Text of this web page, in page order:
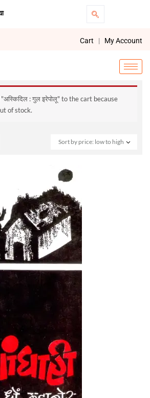
Cart | My Account
: गुल इरेपोलू" to the cart because
of stock.
Sort by price: low to high